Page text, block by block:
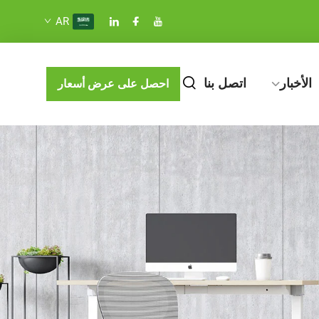
AR
الأخبار اتصل بنا احصل على عرض أسعار